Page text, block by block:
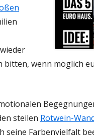
wenn möglich
steilen Rotwein-
seine Farbenvielfalt